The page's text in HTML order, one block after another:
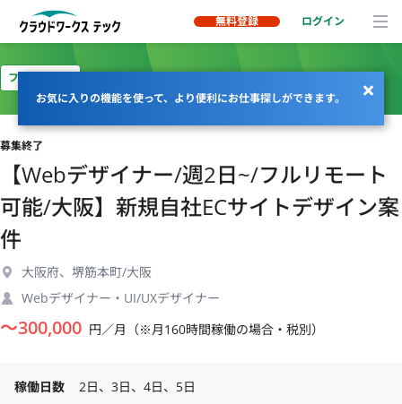
無料登録 ログイン
お気に入りの機能を使って、より便利にお仕事探しができます。
フルリモート
募集終了
【Webデザイナー/週2日~/フルリモート
可能/大阪】新規自社ECサイトデザイン案
件
大阪府、堺筋本町/大阪
Webデザイナー・UI/UXデザイナー
〜300,000 円／月（※月160時間稼働の場合・税別）
稼働日数
2日、3日、4日、5日